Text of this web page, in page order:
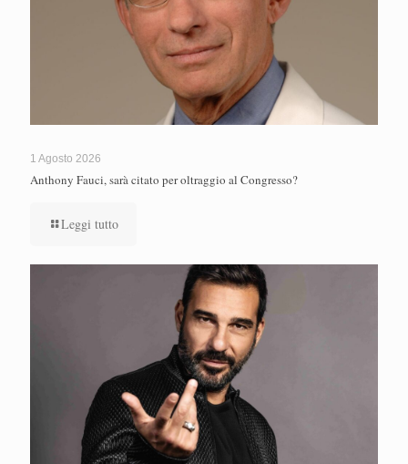
1 Agosto 2026
Anthony Fauci, sarà citato per oltraggio al Congresso?
Leggi tutto